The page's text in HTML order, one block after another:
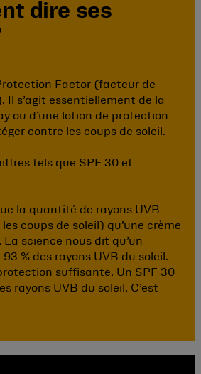
dire ses
Factor (facteur de
Il s’agit essentiellement de la
ou d’une lotion de protection
contre les coups de soleil.
tels que SPF 30 et
la quantité de rayons UVB
coups de soleil) qu’une crème
science nous dit qu’un
% des rayons UVB du soleil.
suffisante. Un SPF 30
rayons UVB du soleil. C’est